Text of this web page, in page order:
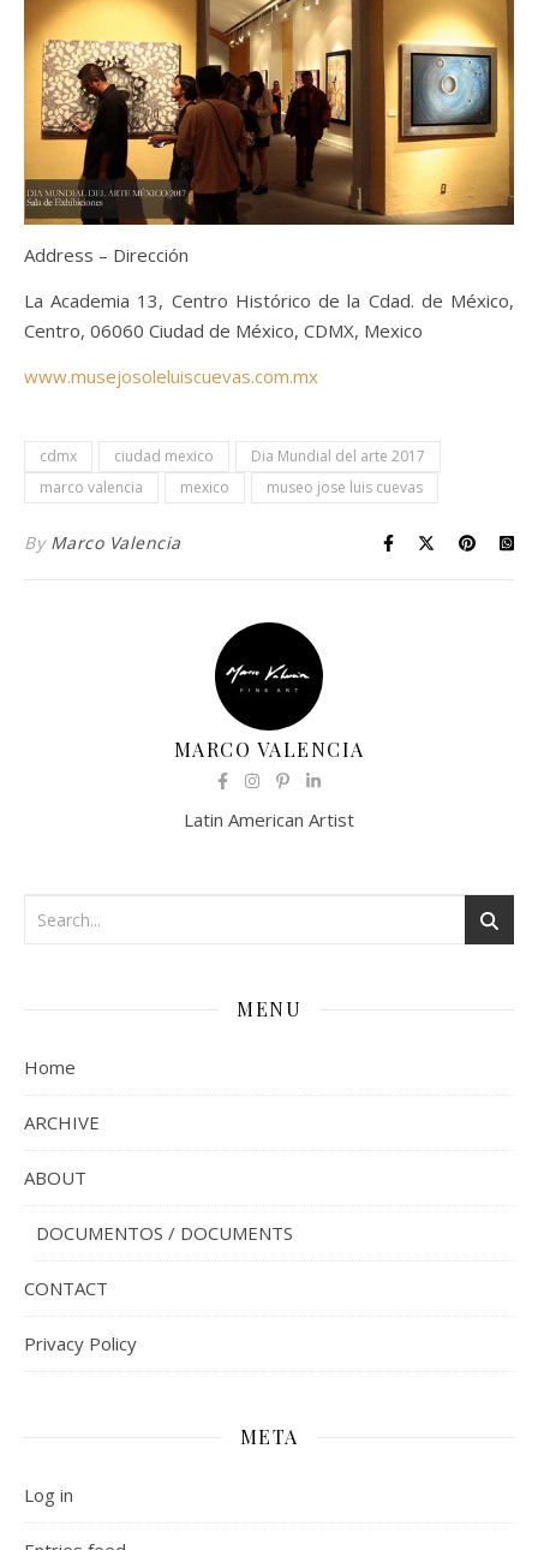
Address – Dirección
La Academia 13, Centro Histórico de la Cdad. de México,
Centro, 06060 Ciudad de México, CDMX, Mexico
www.musejosoleluiscuevas.com.mx
cdmx ciudad mexico
Dia Mundial del arte 2017
marco valencia
mexico museo jose luis cuevas
By Marco Valencia
MARCO VALENCIA
Latin American Artist
MENU
Home
ARCHIVE
ABOUT
DOCUMENTOS / DOCUMENTS
CONTACT
Privacy Policy
META
Log in